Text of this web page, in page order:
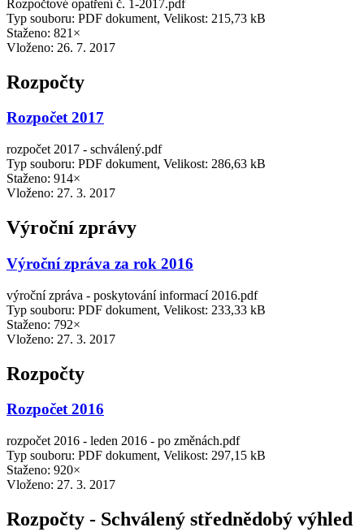
Rozpočtové opatření č. 1-2017.pdf
Typ souboru: PDF dokument, Velikost: 215,73 kB
Staženo: 821×
Vloženo: 26. 7. 2017
Rozpočty
Rozpočet 2017
rozpočet 2017 - schválený.pdf
Typ souboru: PDF dokument, Velikost: 286,63 kB
Staženo: 914×
Vloženo: 27. 3. 2017
Výroční zprávy
Výroční zpráva za rok 2016
výroční zpráva - poskytování informací 2016.pdf
Typ souboru: PDF dokument, Velikost: 233,33 kB
Staženo: 792×
Vloženo: 27. 3. 2017
Rozpočty
Rozpočet 2016
rozpočet 2016 - leden 2016 - po změnách.pdf
Typ souboru: PDF dokument, Velikost: 297,15 kB
Staženo: 920×
Vloženo: 27. 3. 2017
Rozpočty - Schválený střednědobý výhled